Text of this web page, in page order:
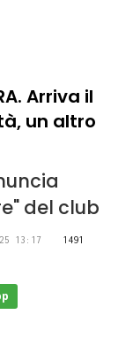
Arriva il
un altro
del club
13:17
1491